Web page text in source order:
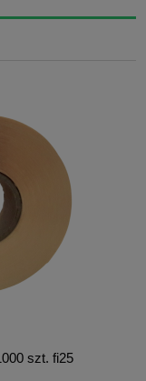
szt. fi25